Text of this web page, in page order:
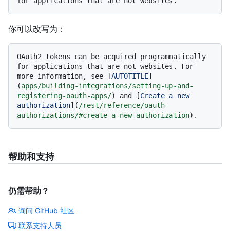
你可以改写为：
OAuth2 tokens can be acquired programmatically
for applications that are not websites. For
more information, see [AUTOTITLE]
(apps/building-integrations/setting-up-and-
registering-oauth-apps/) and [Create a new
authorization](/rest/reference/oauth-
authorizations/#create-a-new-authorization
帮助和支持
仍需帮助？
询问 GitHub 社区
联系支持人员